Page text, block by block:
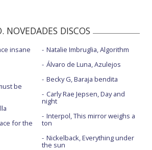
NOVEDADES DISCOS
insane
be
for the
Natalie Imbruglia, Algorithm
Álvaro de Luna, Azulejos
Becky G, Baraja bendita
Carly Rae Jepsen, Day and
night
Interpol, This mirror weighs a
ton
Nickelback, Everything under
the sun